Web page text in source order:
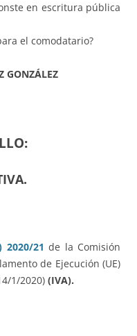
en escritura pública
el comodatario?
GONZÁLEZ
2020/21 de la Comisión
de Ejecución (UE)
1/2020) (IVA).